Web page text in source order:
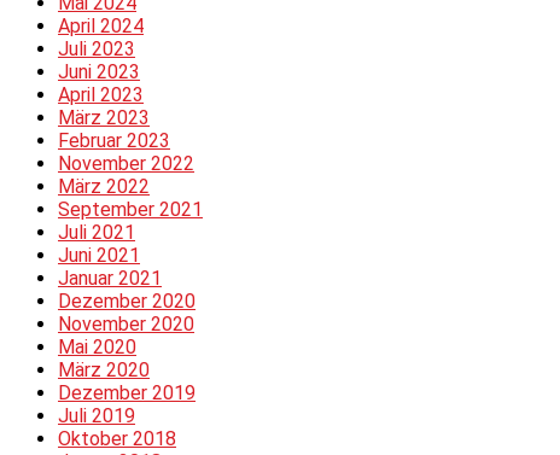
April 2024
Juli 2023
Juni 2023
April 2023
März 2023
Februar 2023
November 2022
März 2022
September 2021
Juli 2021
Juni 2021
Januar 2021
Dezember 2020
November 2020
Mai 2020
März 2020
Dezember 2019
Juli 2019
Oktober 2018